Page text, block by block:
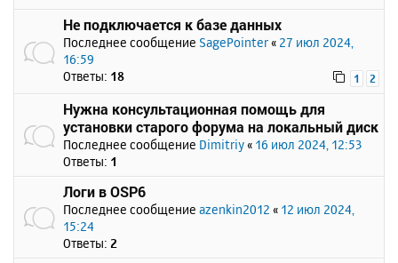
Не подключается к базе данных
Последнее сообщение SagePointer « 27 июл 2024,
16:59
Ответы: 18 1 2
Нужна консультационная помощь для
установки старого форума на локальный диск
Последнее сообщение Dimitriy « 16 июл 2024, 12:53
Ответы: 1
Логи в OSP6
Последнее сообщение azenkin2012 « 12 июл 2024,
15:24
Ответы: 2